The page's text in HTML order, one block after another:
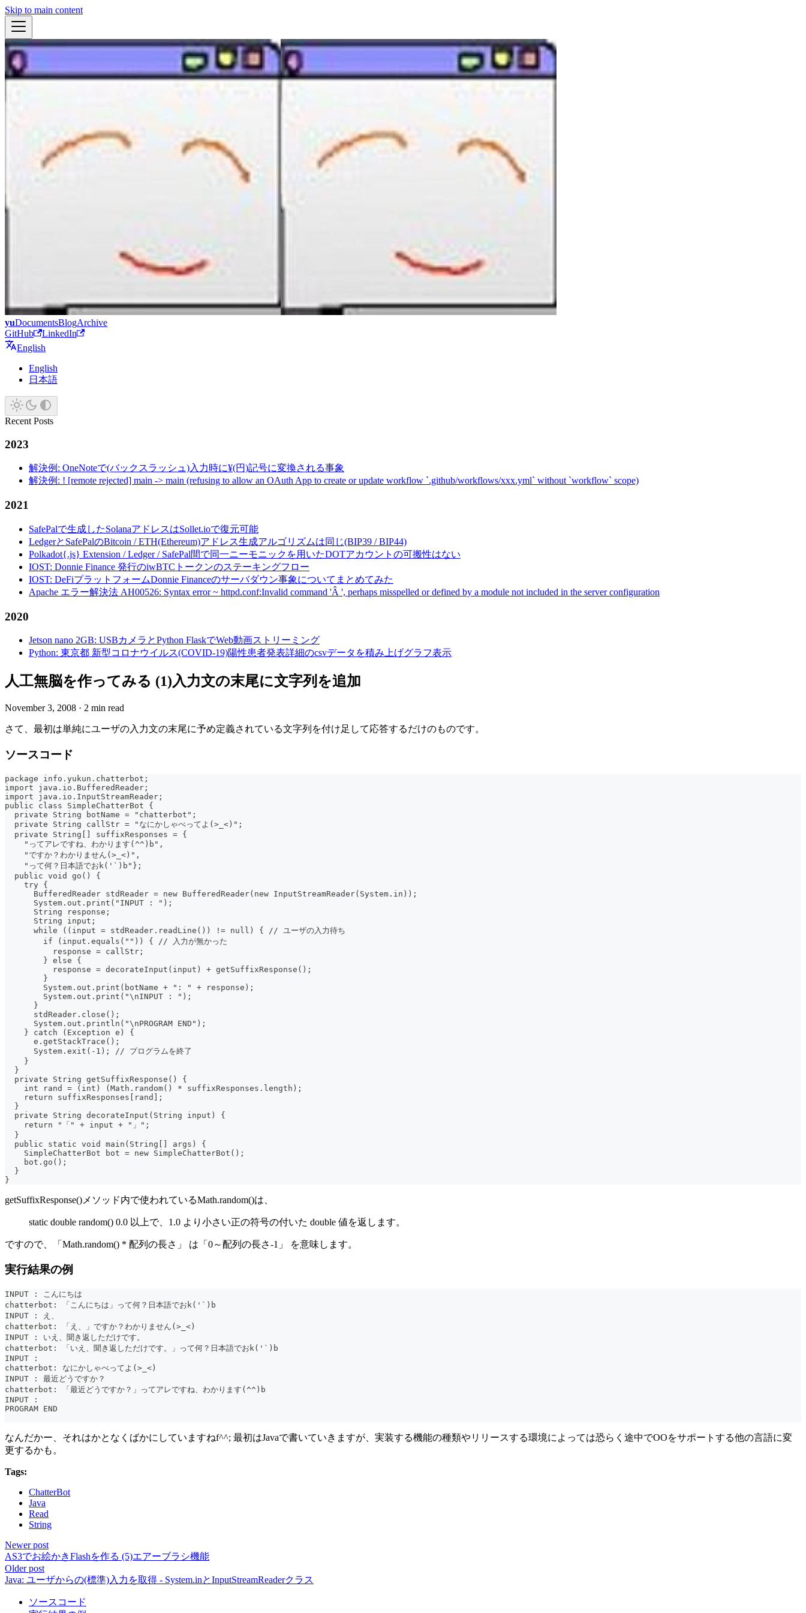
Skip to main content
yuDocumentsBlogArchive
GitHub
LinkedIn
English
English
日本語
Recent Posts
2023
解決例: OneNoteで(バックスラッシュ)入力時に¥(円)記号に変換される事象
解決例: ! [remote rejected] main -> main (refusing to allow an OAuth App to create or update workflow `.github/workflows/xxx.yml` without `workflow` scope)
2021
SafePalで生成したSolanaアドレスはSollet.ioで復元可能
LedgerとSafePalのBitcoin / ETH(Ethereum)アドレス生成アルゴリズムは同じ(BIP39 / BIP44)
Polkadot{.js} Extension / Ledger / SafePal間で同一ニーモニックを用いたDOTアカウントの可搬性はない
IOST: Donnie Finance 発行のiwBTCトークンのステーキングフロー
IOST: DeFiプラットフォームDonnie Financeのサーバダウン事象についてまとめてみた
Apache エラー解決法 AH00526: Syntax error ~ httpd.conf:Invalid command 'Â ', perhaps misspelled or defined by a module not included in the server configuration
2020
Jetson nano 2GB: USBカメラとPython FlaskでWeb動画ストリーミング
Python: 東京都 新型コロナウイルス(COVID-19)陽性患者発表詳細のcsvデータを積み上げグラフ表示
人工無脳を作ってみる (1)入力文の末尾に文字列を追加
November 3, 2008 · 2 min read
さて、最初は単純にユーザの入力文の末尾に予め定義されている文字列を付け足して応答するだけのものです。
ソースコード
package info.yukun.chatterbot;
import java.io.BufferedReader;
import java.io.InputStreamReader;
public class SimpleChatterBot {
  private String botName = "chatterbot";
  private String callStr = "なにかしゃべってよ(>_<)";
  private String[] suffixResponses = {
    "ってアレですね、わかります(^^)b",
    "ですか？わかりません(>_<)",
    "って何？日本語でおk('`)b"};
  public void go() {
    try {
      BufferedReader stdReader = new BufferedReader(new InputStreamReader(System.in));
      System.out.print("INPUT : ");
      String response;
      String input;
      while ((input = stdReader.readLine()) != null) { // ユーザの入力待ち
        if (input.equals("")) { // 入力が無かった
          response = callStr;
        } else {
          response = decorateInput(input) + getSuffixResponse();
        }
        System.out.print(botName + ": " + response);
        System.out.print("\nINPUT : ");
      }
      stdReader.close();
      System.out.println("\nPROGRAM END");
    } catch (Exception e) {
      e.getStackTrace();
      System.exit(-1); // プログラムを終了
    }
  }
  private String getSuffixResponse() {
    int rand = (int) (Math.random() * suffixResponses.length);
    return suffixResponses[rand];
  }
  private String decorateInput(String input) {
    return "「" + input + "」";
  }
  public static void main(String[] args) {
    SimpleChatterBot bot = new SimpleChatterBot();
    bot.go();
  }
}
getSuffixResponse()メソッド内で使われているMath.random()は、
static double random() 0.0 以上で、1.0 より小さい正の符号の付いた double 値を返します。
ですので、「Math.random() * 配列の長さ」 は「0～配列の長さ-1」 を意味します。
実行結果の例
INPUT : こんにちは
chatterbot: 「こんにちは」って何？日本語でおk('`)b
INPUT : え、
chatterbot: 「え、」ですか？わかりません(>_<)
INPUT : いえ、聞き返しただけです。
chatterbot: 「いえ、聞き返しただけです。」って何？日本語でおk('`)b
INPUT :
chatterbot: なにかしゃべってよ(>_<)
INPUT : 最近どうですか？
chatterbot: 「最近どうですか？」ってアレですね、わかります(^^)b
INPUT :
PROGRAM END
なんだかー、それはかとなくばかにしていますねf^^; 最初はJavaで書いていきますが、実装する機能の種類やリリースする環境によっては恐らく途中でOOをサポートする他の言語に変
更するかも。
Tags:
ChatterBot
Java
Read
String
Newer post
AS3でお絵かきFlashを作る (5)エアーブラシ機能
Older post
Java: ユーザからの(標準)入力を取得 - System.inとInputStreamReaderクラス
ソースコード